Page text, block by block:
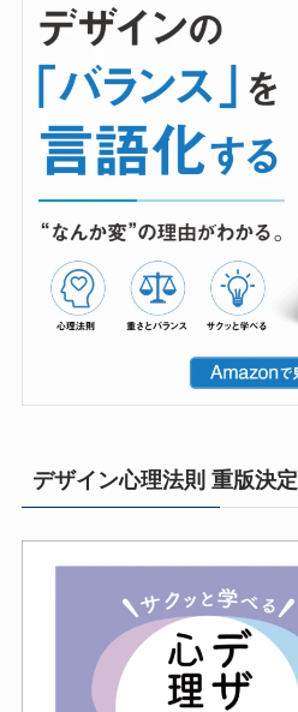
デザイン心理法則 重版決定